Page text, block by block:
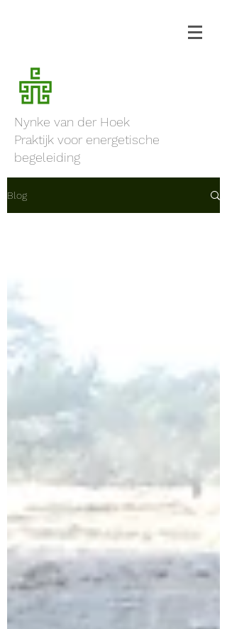
Nynke van der Hoek
Praktijk voor energetische
begeleiding
Blog